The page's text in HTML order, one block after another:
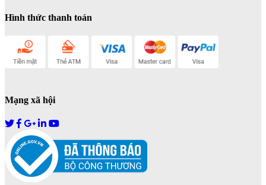
Hình thức thanh toán
Mạng xã hội